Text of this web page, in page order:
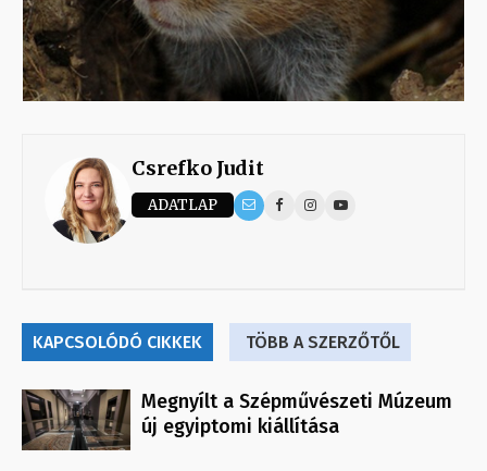
Csrefko Judit
ADATLAP
KAPCSOLÓDÓ CIKKEK TÖBB A SZERZŐTŐL
Megnyílt a Szépművészeti Múzeum
új egyiptomi kiállítása